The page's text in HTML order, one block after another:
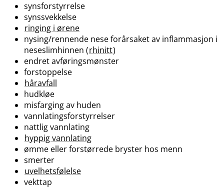
synsforstyrrelse
synssvekkelse
ringing i ørene
nysing​/​rennende nese forårsaket av inflammasjon i
neseslimhinnen (rhinitt)
endret avføringsmønster
forstoppelse
håravfall
hudkløe
misfarging av huden
vannlatingsforstyrrelser
nattlig vannlating
hyppig vannlating
ømme eller forstørrede bryster hos menn
smerter
uvelhetsfølelse
vekttap